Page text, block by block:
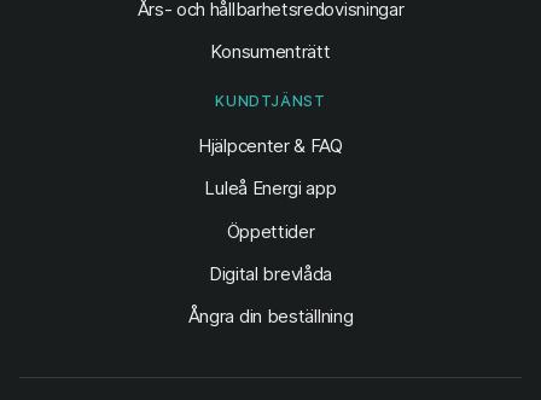
Års- och hållbarhetsredovisningar
Konsumenträtt
KUNDTJÄNST
Hjälpcenter & FAQ
Luleå Energi app
Öppettider
Digital brevlåda
Ångra din beställning